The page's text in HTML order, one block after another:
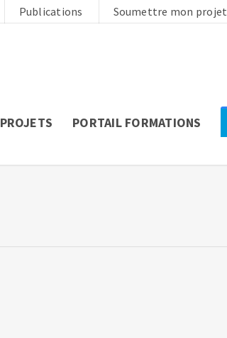
Publications Soumettre mon projet
PORTAIL FORMATIONS